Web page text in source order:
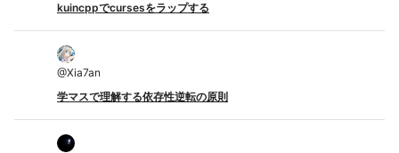
kuincppでcursesをラップする
@Xia7an
学マスで理解する依存性逆転の原則